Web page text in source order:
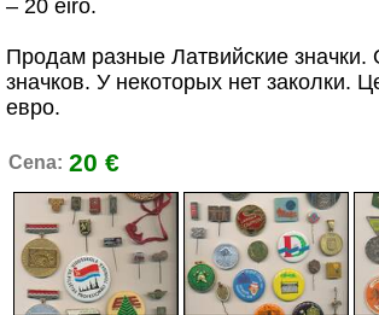
– 20 eiro.
Продам разные Латвийские значки.
значков. У некоторых нет заколки.
евро.
Cena: 20 €